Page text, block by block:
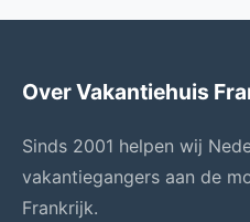
Over Vakantiehuis
Sinds 2001 helpen wij
vakantiegangers aan de
Frankrijk.